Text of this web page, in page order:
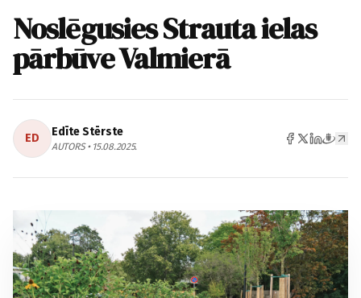
Noslēgusies Strauta ielas
pārbūve Valmierā
ED Edīte Stērste
AUTORS • 15.08.2025.